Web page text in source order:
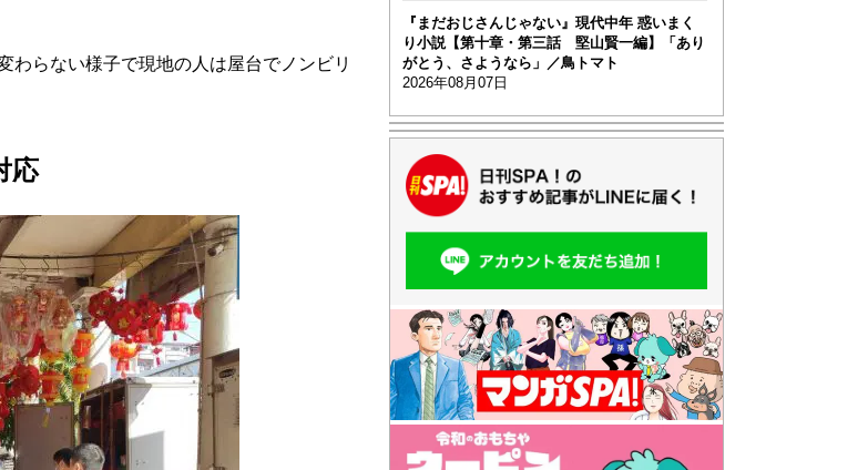
わらない様子で現地の人は屋台でノンビリ
応
『まだおじさんじゃない』現代中年 惑いまく
り小説【第十章・第三話 堅山賢一編】「あり
がとう、さようなら」／鳥トマト
2026年08月07日